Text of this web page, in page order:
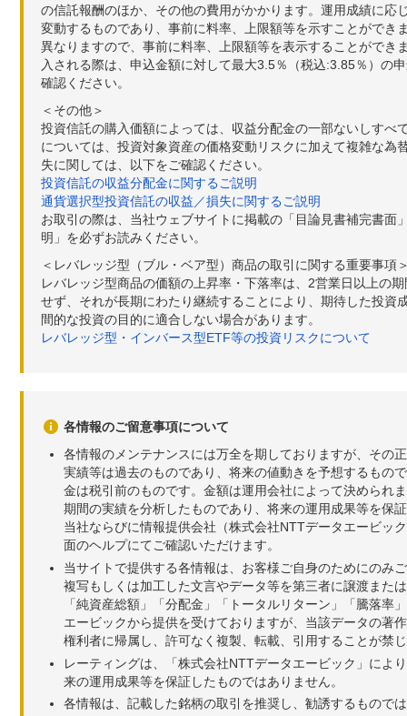
の信託報酬のほか、その他の費用がかかります。運用成績に
変動するものであり、事前に料率、上限額等を示すことがで
異なりますので、事前に料率、上限額等を表示することがで
入される際は、申込金額に対して最大3.5％（税込:3.85％）の
確認ください。
＜その他＞
投資信託の購入価額によっては、収益分配金の一部ないしす
については、投資対象資産の価格変動リスクに加えて複雑な
失に関しては、以下をご確認ください。
投資信託の収益分配金に関するご説明
通貨選択型投資信託の収益／損失に関するご説明
お取引の際は、当社ウェブサイトに掲載の「目論見書補完書
明」を必ずお読みください。
＜レバレッジ型（ブル・ベア型）商品の取引に関する重要事項
レバレッジ型商品の価額の上昇率・下落率は、2営業日以上の
せず、それが長期にわたり継続することにより、期待した投
間的な投資の目的に適合しない場合があります。
レバレッジ型・インバース型ETF等の投資リスクについて
各情報のご留意事項について
各情報のメンテナンスには万全を期しておりますが、その
実績等は過去のものであり、将来の値動きを予想するもの
金は税引前のものです。金額は運用会社によって決められ
期間の実績を分析したものであり、将来の運用成果等を保
当社ならびに情報提供会社（株式会社NTTデータエービッ
面のヘルプにてご確認いただけます。
当サイトで提供する各情報は、お客様ご自身のためにのみ
複写もしくは加工した文言やデータ等を第三者に譲渡また
「純資産総額」「分配金」「トータルリターン」「騰落
エービックから提供を受けておりますが、当該データの著
権利者に帰属し、許可なく複製、転載、引用することが禁
レーティングは、「株式会社NTTデータエービック」によ
来の運用成果等を保証したものではありません。
各情報は、記載した銘柄の取引を推奨し、勧誘するもので